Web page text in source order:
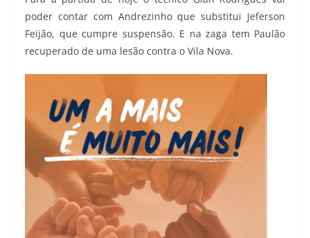
poder contar com Andrezinho que substitui Jeferson
Feijão, que cumpre suspensão. E na zaga tem Paulão
recuperado de uma lesão contra o Vila Nova.